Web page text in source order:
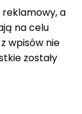
a
na celu
wpisów nie
zostały